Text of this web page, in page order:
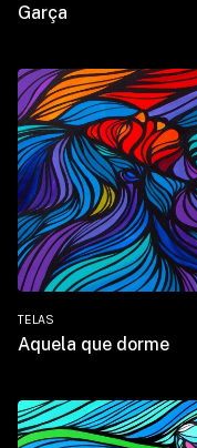
Garça
TELAS
Aquela que dorme